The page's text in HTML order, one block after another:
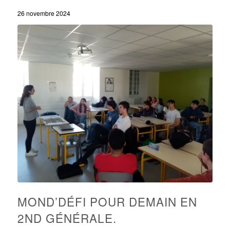
26 novembre 2024
MOND’DÉFI POUR DEMAIN EN
2ND GÉNÉRALE.